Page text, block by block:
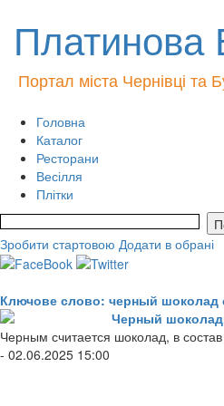
Платинова
Портал міста Чернівці та
Головна
Каталог
Ресторани
Весілля
Плітки
Зробити стартовою Додати в обрані
Ключове слово: черный шоколад
Черный
Черным считается шоколад, в
- 02.06.2025 15:00